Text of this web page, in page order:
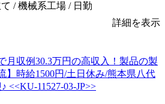
/ 機械系工場 / 日勤
詳細を表示